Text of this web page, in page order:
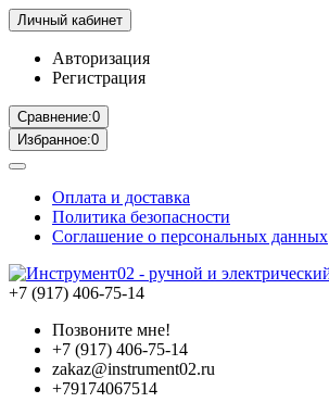
Личный кабинет
Авторизация
Регистрация
Сравнение:0
Избранное:0
Оплата и доставка
Политика безопасности
Соглашение о персональных данных
+7 (917) 406-75-14
Позвоните мне!
+7 (917) 406-75-14
zakaz@instrument02.ru
+79174067514